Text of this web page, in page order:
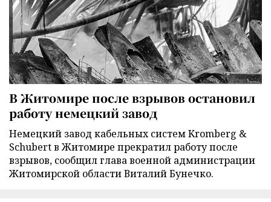
В Житомире после взрывов остановил
работу немецкий завод
Немецкий завод кабельных систем Kromberg &
Schubert в Житомире прекратил работу после
взрывов, сообщил глава военной администрации
Житомирской области Виталий Бунечко.